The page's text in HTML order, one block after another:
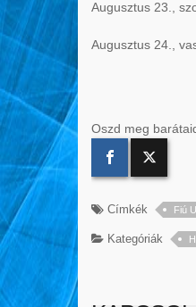
Augusztus 23.,
Augusztus 24.,
Oszd meg
Címkék Fiú
Kategóriák